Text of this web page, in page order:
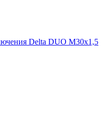
Delta DUO М30х1,5